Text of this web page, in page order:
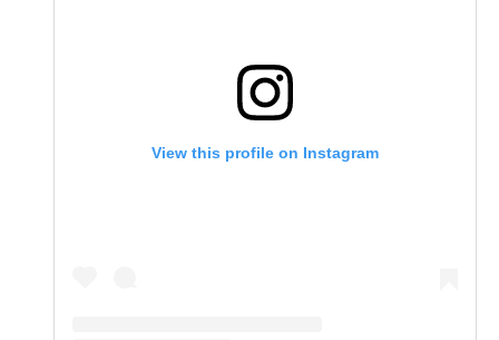
View this profile on Instagram